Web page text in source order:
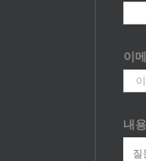
이
내용